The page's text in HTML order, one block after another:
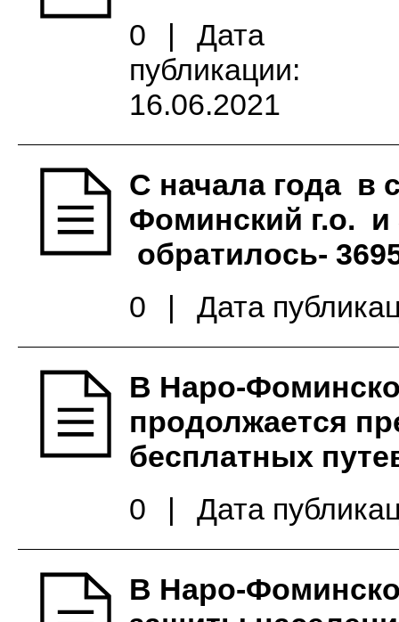
0
|
Дата
публикации:
16.06.2021
С начала года в
Фоминский г.о.
обратилось-
0
| Дата
В Наро-
продолжается
бесплатных
0
| Дата
В Наро-